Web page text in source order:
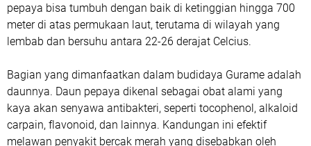
pepaya bisa tumbuh dengan baik di ketinggian hingga 700
meter di atas permukaan laut, terutama di wilayah yang
lembab dan bersuhu antara 22-26 derajat Celcius.
Bagian yang dimanfaatkan dalam budidaya Gurame adalah
daunnya. Daun pepaya dikenal sebagai obat alami yang
kaya akan senyawa antibakteri, seperti tocophenol, alkaloid
carpain, flavonoid, dan lainnya. Kandungan ini efektif
melawan penyakit bercak merah yang disebabkan oleh